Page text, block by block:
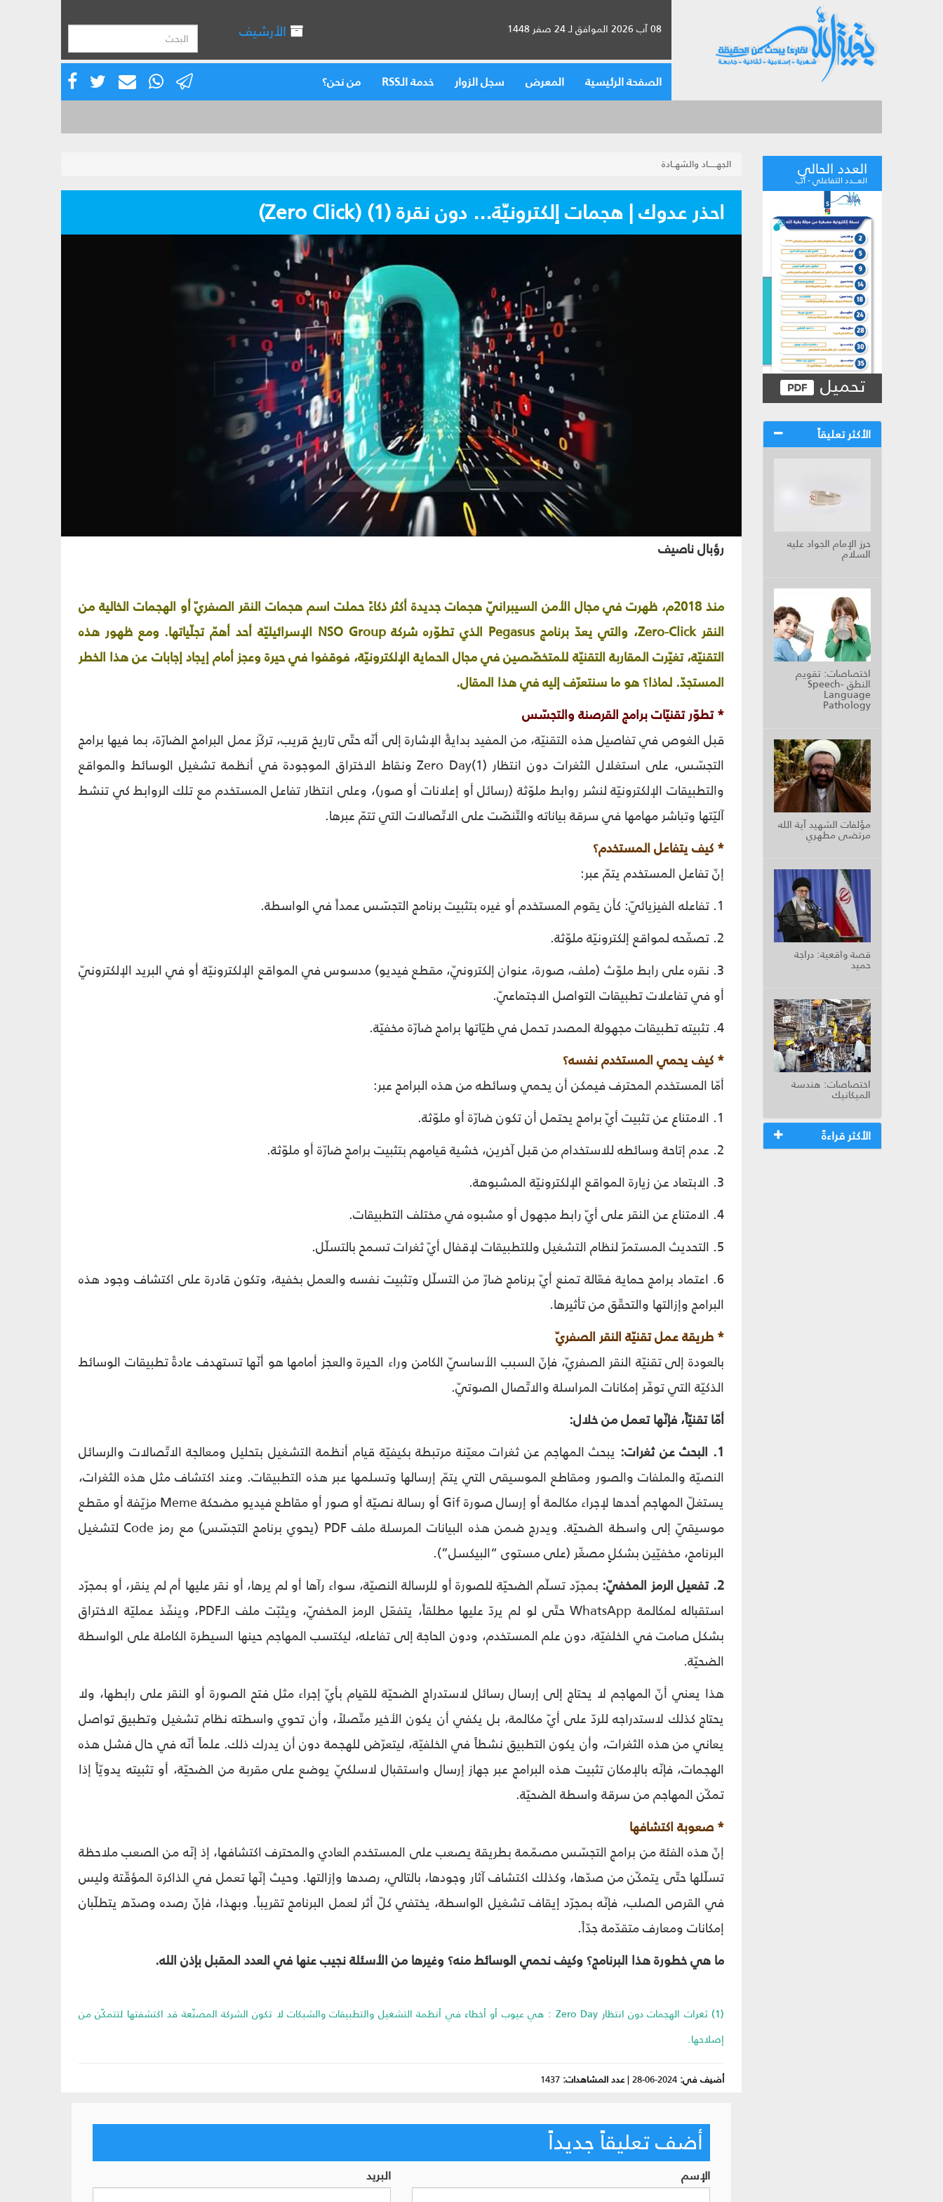
08 آب 2026 الموافق لـ 24 صفر 1448 الأرشيف
الصفحة الرئيسية المعرض سجل الزوار خدمة الـRSS من نحن؟
العدد الحالي
العـــدد التفاعلي - آب
تحميل
الأكثر تعليقاً
حرز الإمام الجواد عليه
السلام
اختصاصات: تقويم
النطق Speech-
Language
Pathology
مؤلفات الشهيد آية الله
مرتضى مطهري
قصة واقعية: دراجة
حميد
اختصاصات: هندسة
الميكانيك
الأكثر قراءةً
الجهــــــاد والشهــادة
احذر عدوك | هجمات إلكترونيّة... دون نقرة (1) (Zero Click)
رؤبال ناصيف
منذ 2018م، ظهرت في مجال الأمن السيبرانيّ هجمات جديدة أكثر ذكاءً حملت اسم هجمات النقر الصفريّ أو الهجمات الخالية من
النقر Zero-Click، والتي يعدّ برنامج Pegasus الذي تطوّره شركة NSO Group الإسرائيليّة أحد أهمّ تجلّياتها. ومع ظهور هذه
التقنيّة، تغيّرت المقاربة التقنيّة للمتخصّصين في مجال الحماية الإلكترونيّة، فوقفوا في حيرة وعجز أمام إيجاد إجابات عن هذا الخطر
المستجدّ. لماذا؟ هو ما سنتعرّف إليه في هذا المقال.
* تطوّر تقنيّات برامج القرصنة والتجسّس
قبل الغوص في تفاصيل هذه التقنيّة، من المفيد بدايةً الإشارة إلى أنّه حتّى تاريخ قريب، تركّز عمل البرامج الضارّة، بما فيها برامج
التجسّس، على استغلال الثغرات دون انتظار Zero Day(1) ونقاط الاختراق الموجودة في أنظمة تشغيل الوسائط والمواقع
والتطبيقات الإلكترونيّة لنشر روابط ملوّثة (رسائل أو إعلانات أو صور)، وعلى انتظار تفاعل المستخدم مع تلك الروابط كي تنشط
آليّتها وتباشر مهامها في سرقة بياناته والتّنصّت على الاتّصالات التي تتمّ عبرها.
* كيف يتفاعل المستخدم؟
إنّ تفاعل المستخدم يتمّ عبر:
1. تفاعله الفيزيائيّ: كأن يقوم المستخدم أو غيره بتثبيت برنامج التجسّس عمداً في الواسطة.
2. تصفّحه لمواقع إلكترونيّة ملوّثة.
3. نقره على رابط ملوّث (ملف، صورة، عنوان إلكترونيّ، مقطع فيديو) مدسوس في المواقع الإلكترونيّة أو في البريد الإلكترونيّ
أو في تفاعلات تطبيقات التواصل الاجتماعيّ.
4. تثبيته تطبيقات مجهولة المصدر تحمل في طيّاتها برامج ضارّة مخفيّة.
* كيف يحمي المستخدم نفسه؟
أمّا المستخدم المحترف فيمكن أن يحمي وسائطه من هذه البرامج عبر:
1. الامتناع عن تثبيت أيّ برامج يحتمل أن تكون ضارّة أو ملوّثة.
2. عدم إتاحة وسائطه للاستخدام من قبل آخرين، خشية قيامهم بتثبيت برامج ضارّة أو ملوّثة.
3. الابتعاد عن زيارة المواقع الإلكترونيّة المشبوهة.
4. الامتناع عن النقر على أيّ رابط مجهول أو مشبوه في مختلف التطبيقات.
5. التحديث المستمرّ لنظام التشغيل وللتطبيقات لإقفال أيّ ثغرات تسمح بالتسلّل.
6. اعتماد برامج حماية فعّالة تمنع أيّ برنامج ضارّ من التسلّل وتثبيت نفسه والعمل بخفية، وتكون قادرة على اكتشاف وجود هذه
البرامج وإزالتها والتحقّق من تأثيرها.
* طريقة عمل تقنيّة النقر الصفريّ
بالعودة إلى تقنيّة النقر الصفريّ، فإنّ السبب الأساسيّ الكامن وراء الحيرة والعجز أمامها هو أنّها تستهدف عادةً تطبيقات الوسائط
الذكيّة التي توفّر إمكانات المراسلة والاتّصال الصوتيّ.
أمّا تقنيّاً، فإنّها تعمل من خلال:
1. البحث عن ثغرات:
يبحث المهاجم عن ثغرات معيّنة مرتبطة بكيفيّة قيام أنظمة التشغيل بتحليل ومعالجة الاتّصالات والرسائل
النصيّة والملفات والصور ومقاطع الموسيقى التي يتمّ إرسالها وتسلمها عبر هذه التطبيقات. وعند اكتشاف مثل هذه الثغرات،
يستغلّ المهاجم أحدها لإجراء مكالمة أو إرسال صورة Gif أو رسالة نصيّة أو صور أو مقاطع فيديو مضحكة Meme مزيّفة أو مقطع
موسيقيّ إلى واسطة الضحيّة. ويدرج ضمن هذه البيانات المرسلة ملف PDF (يحوي برنامج التجسّس) مع رمز Code لتشغيل
البرنامج، مخفيّين بشكلٍ مصغّر (على مستوى “البيكسل”).
2. تفعيل الرمز المخفيّ:
بمجرّد تسلّم الضحيّة للصورة أو للرسالة النصيّة، سواء رآها أو لم يرها، أو نقر عليها أم لم ينقر، أو بمجرّد
استقباله لمكالمة WhatsApp حتّى لو لم يردّ عليها مطلقاً، يتفعّل الرمز المخفيّ، ويثبّت ملف الـPDF، وينفّذ عمليّة الاختراق
بشكل صامت في الخلفيّة، دون علم المستخدم، ودون الحاجة إلى تفاعله، ليكتسب المهاجم حينها السيطرة الكاملة على الواسطة
الضحيّة.
هذا يعني أنّ المهاجم لا يحتاج إلى إرسال رسائل لاستدراج الضحيّة للقيام بأيّ إجراء مثل فتح الصورة أو النقر على رابطها، ولا
يحتاج كذلك لاستدراجه للردّ على أيّ مكالمة، بل يكفي أن يكون الأخير متّصلاً، وأن تحوي واسطته نظام تشغيل وتطبيق تواصل
يعاني من هذه الثغرات، وأن يكون التطبيق نشطاً في الخلفيّة، ليتعرّض للهجمة دون أن يدرك ذلك. علماً أنّه في حال فشل هذه
الهجمات، فإنّه بالإمكان تثبيت هذه البرامج عبر جهاز إرسال واستقبال لاسلكيّ يوضع على مقربة من الضحيّة، أو تثبيته يدويّاً إذا
تمكّن المهاجم من سرقة واسطة الضحيّة.
* صعوبة اكتشافها
إنّ هذه الفئة من برامج التجسّس مصمّمة بطريقة يصعب على المستخدم العادي والمحترف اكتشافها، إذ إنّه من الصعب ملاحظة
تسلّلها حتّى يتمكّن من صدّها، وكذلك اكتشاف آثار وجودها، بالتالي، رصدها وإزالتها. وحيث إنّها تعمل في الذاكرة المؤقّتة وليس
في القرص الصلب، فإنّه بمجرّد إيقاف تشغيل الواسطة، يختفي كلّ أثر لعمل البرنامج تقريباً. وبهذا، فإنّ رصده وصدّه يتطلّبان
إمكانات ومعارف متقدّمة جدّاً.
ما هي خطورة هذا البرنامج؟ وكيف نحمي الوسائط منه؟ وغيرها من الأسئلة نجيب عنها في العدد المقبل بإذن الله.
(1) ثغرات الهجمات دون انتظار Zero Day : هي عيوب أو أخطاء في أنظمة التشغيل والتطبيقات والشبكات لا تكون الشركة المصنّعة قد اكتشفتها لتتمكّن من
إصلاحها.
أضيف في: 2024-06-28
|عدد المشاهدات: 1437
أضف تعليقاً جديداً
الإسم البريد